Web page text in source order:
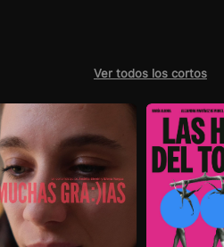
Ver todos los cortos